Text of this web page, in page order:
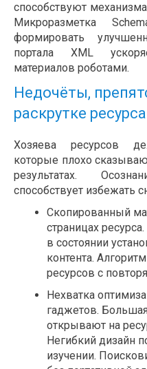
способствуют
Микроразметка
формировать
портала XML
материалов роботами.
Недочёты,
раскрутке ресурса
Хозяева ресурсов
которые плохо
результатах.
способствует избежать
Скопированный
страницах
в состоянии
контента.
ресурсов с
Нехватка
гаджетов.
открывают на
Негибкий дизайн
изучении.